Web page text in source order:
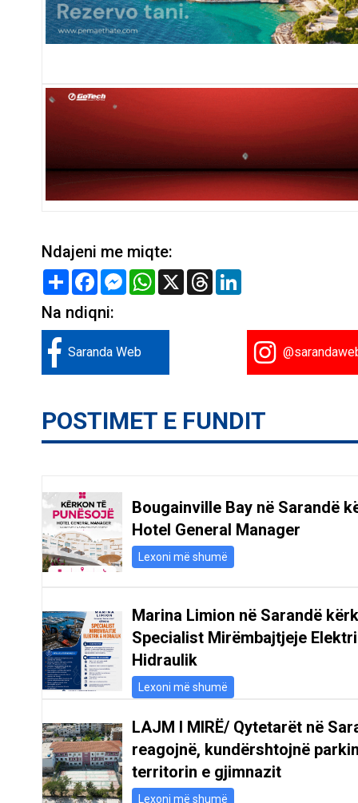
Ndajeni me miqte:
Share FacebookMessenger
WhatsApp
X Threads
Na ndiqni:
Saranda Web
POSTIMET E FUNDIT
Bougainville Bay në Sarandë
Hotel General Manager
Lexoni më shumë
Marina Limion në Sarandë
Specialist Mirëmbajtjeje
Hidraulik
Lexoni më shumë
LAJM I MIRË/ Qytetarët në
reagojnë, kundërshtojnë
territorin e gjimnazit
Lexoni më shumë